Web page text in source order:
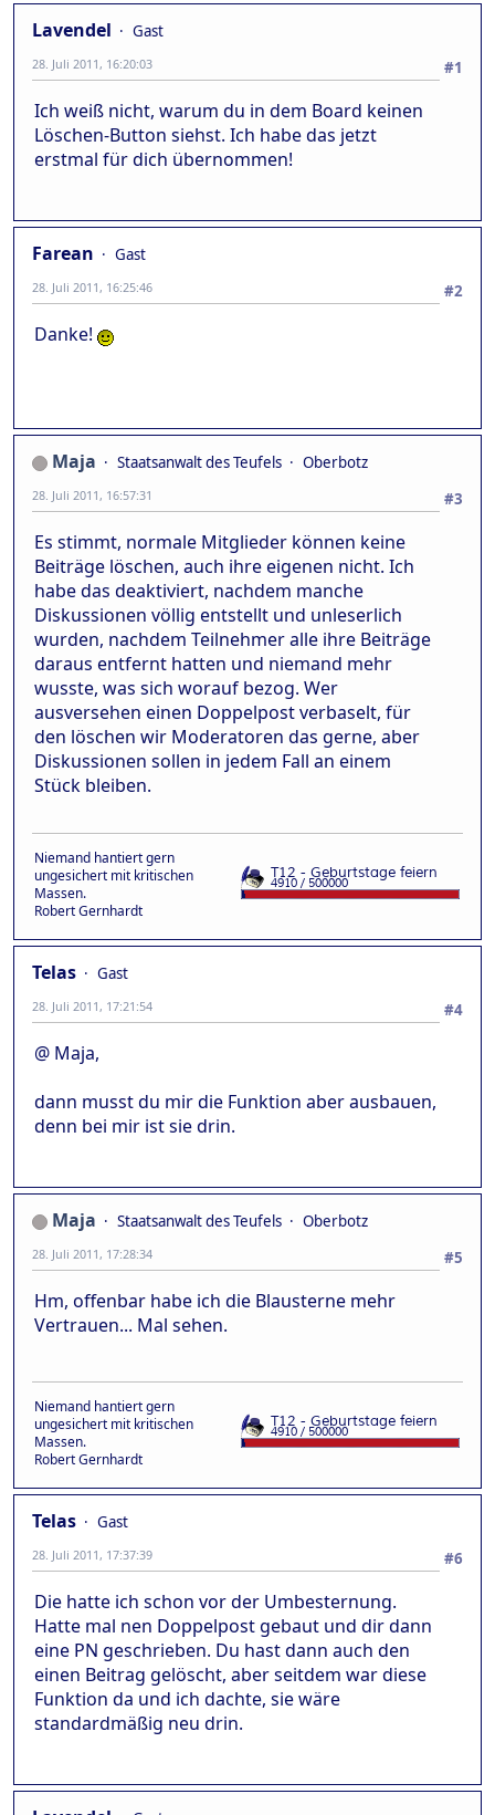
Lavendel
Gast
#1
28. Juli 2011, 16:20:03
Ich weiß nicht, warum du in dem Board keinen
Löschen-Button siehst. Ich habe das jetzt
erstmal für dich übernommen!
Farean
Gast
#2
28. Juli 2011, 16:25:46
Danke!
Maja Staatsanwalt des Teufels
Oberbotz
#3
28. Juli 2011, 16:57:31
Es stimmt, normale Mitglieder können keine
Beiträge löschen, auch ihre eigenen nicht. Ich
habe das deaktiviert, nachdem manche
Diskussionen völlig entstellt und unleserlich
wurden, nachdem Teilnehmer alle ihre Beiträge
daraus entfernt hatten und niemand mehr
wusste, was sich worauf bezog. Wer
ausversehen einen Doppelpost verbaselt, für
den löschen wir Moderatoren das gerne, aber
Diskussionen sollen in jedem Fall an einem
Stück bleiben.
Niemand hantiert gern
ungesichert mit kritischen
Massen.
Robert Gernhardt
Telas
Gast
#4
28. Juli 2011, 17:21:54
@ Maja,
dann musst du mir die Funktion aber ausbauen,
denn bei mir ist sie drin.
Maja Staatsanwalt des Teufels
Oberbotz
#5
28. Juli 2011, 17:28:34
Hm, offenbar habe ich die Blausterne mehr
Vertrauen... Mal sehen.
Niemand hantiert gern
ungesichert mit kritischen
Massen.
Robert Gernhardt
Telas
Gast
#6
28. Juli 2011, 17:37:39
Die hatte ich schon vor der Umbesternung.
Hatte mal nen Doppelpost gebaut und dir dann
eine PN geschrieben. Du hast dann auch den
einen Beitrag gelöscht, aber seitdem war diese
Funktion da und ich dachte, sie wäre
standardmäßig neu drin.